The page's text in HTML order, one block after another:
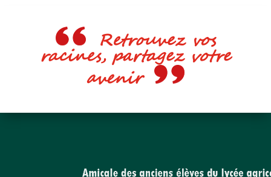
Retrouvez vos
racines, partagez votre
avenir